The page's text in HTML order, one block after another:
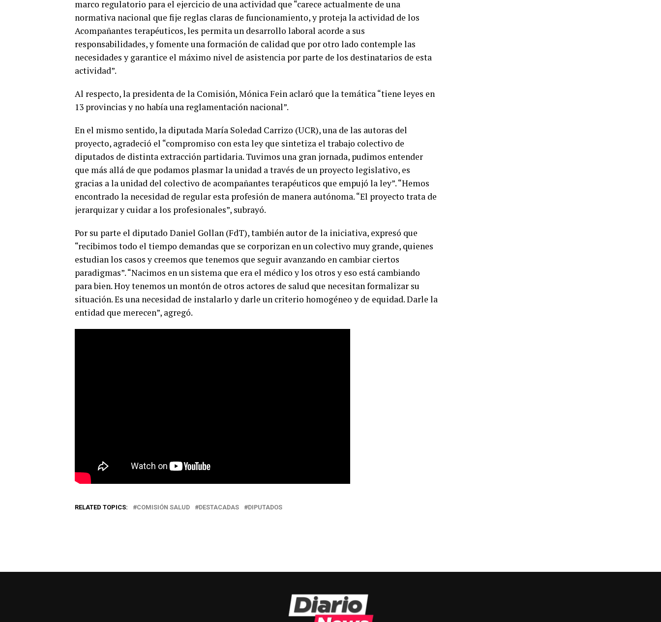
marco regulatorio para el ejercicio de una actividad que “carece actualmente de una
normativa nacional que fije reglas claras de funcionamiento, y proteja la actividad de los
Acompañantes terapéuticos, les permita un desarrollo laboral acorde a sus
responsabilidades, y fomente una formación de calidad que por otro lado contemple las
necesidades y garantice el máximo nivel de asistencia por parte de los destinatarios de esta
actividad”.
Al respecto, la presidenta de la Comisión, Mónica Fein aclaró que la temática “tiene leyes en
13 provincias y no había una reglamentación nacional”.
En el mismo sentido, la diputada María Soledad Carrizo (UCR), una de las autoras del
proyecto, agradeció el “compromiso con esta ley que sintetiza el trabajo colectivo de
diputados de distinta extracción partidaria. Tuvimos una gran jornada, pudimos entender
que más allá de que podamos plasmar la unidad a través de un proyecto legislativo, es
gracias a la unidad del colectivo de acompañantes terapéuticos que empujó la ley”. “Hemos
encontrado la necesidad de regular esta profesión de manera autónoma. “El proyecto trata de
jerarquizar y cuidar a los profesionales”, subrayó.
Por su parte el diputado Daniel Gollan (FdT), también autor de la iniciativa, expresó que
“recibimos todo el tiempo demandas que se corporizan en un colectivo muy grande, quienes
estudian los casos y creemos que tenemos que seguir avanzando en cambiar ciertos
paradigmas”. “Nacimos en un sistema que era el médico y los otros y eso está cambiando
para bien. Hoy tenemos un montón de otros actores de salud que necesitan formalizar su
situación. Es una necesidad de instalarlo y darle un criterio homogéneo y de equidad. Darle la
entidad que merecen”, agregó.
RELATED TOPICS: COMISIÓN SALUD DESTACADAS DIPUTADOS